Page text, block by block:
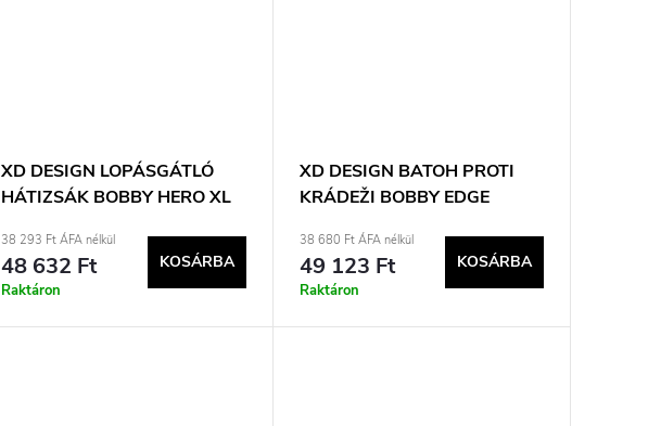
XD DESIGN LOPÁSGÁTLÓ
HÁTIZSÁK BOBBY HERO XL
38 293 Ft ÁFA nélkül
48 632 Ft
Raktáron
KOSÁRBA
XD DESIGN BATOH PROTI
KRÁDEŽI BOBBY EDGE
38 680 Ft ÁFA nélkül
49 123 Ft
Raktáron
KOSÁRBA